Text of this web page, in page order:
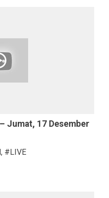
Jumat, 17 Desember
, #LIVE